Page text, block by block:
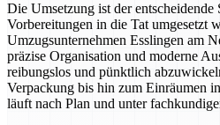
Die Umsetzung ist der entscheidende
Vorbereitungen in die Tat umgesetzt
Umzugsunternehmen Esslingen am
präzise Organisation und moderne
reibungslos und pünktlich
Verpackung bis hin zum Einräumen
läuft nach Plan und unter